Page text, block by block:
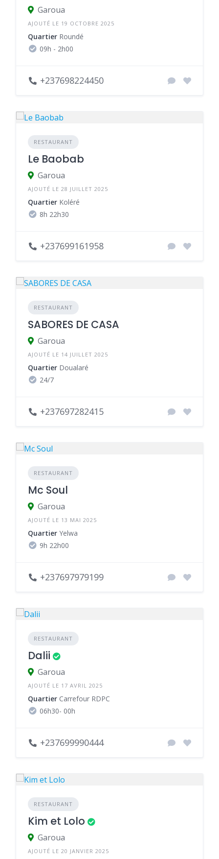
Garoua
AJOUTÉ LE 19 OCTOBRE 2025
Quartier Roundé
09h - 2h00
+237698224450
RESTAURANT
Le Baobab
Garoua
AJOUTÉ LE 28 JUILLET 2025
Quartier Koléré
8h 22h30
+237699161958
RESTAURANT
SABORES DE CASA
Garoua
AJOUTÉ LE 14 JUILLET 2025
Quartier Doualaré
24/7
+237697282415
RESTAURANT
Mc Soul
Garoua
AJOUTÉ LE 13 MAI 2025
Quartier Yelwa
9h 22h00
+237697979199
RESTAURANT
Dalii
Garoua
AJOUTÉ LE 17 AVRIL 2025
Quartier Carrefour RDPC
06h30- 00h
+237699990444
RESTAURANT
Kim et Lolo
Garoua
AJOUTÉ LE 20 JANVIER 2025